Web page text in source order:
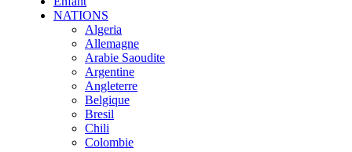
NATIONS
Algeria
Allemagne
Arabie Saoudite
Argentine
Angleterre
Belgique
Bresil
Chili
Colombie